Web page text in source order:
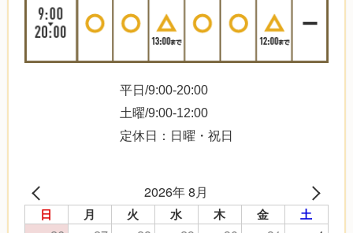
平日/9:00-20:00
土曜/9:00-12:00
定休日：日曜・祝日
2026年 8月
日 月 火 水 木 金 土